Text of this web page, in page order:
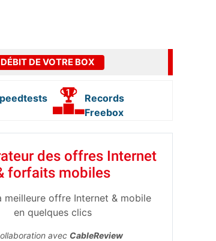
DE VOTRE BOX
Records
Freebox
des offres Internet
forfaits mobiles
meilleure offre Internet & mobile
en quelques clics
avec CableReview